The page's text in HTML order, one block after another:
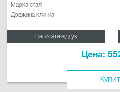
Марка сталі
Довжина клинка
Написати відгук
Цена: